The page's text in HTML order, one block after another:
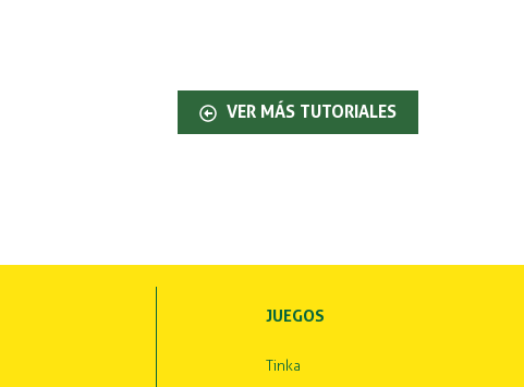
VER MÁS TUTORIALES
JUEGOS
Tinka